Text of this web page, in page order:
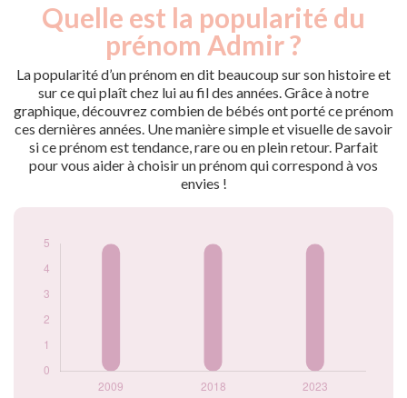
Quelle est la popularité du
prénom Admir ?
La popularité d’un prénom en dit beaucoup sur son histoire et
sur ce qui plaît chez lui au fil des années. Grâce à notre
graphique, découvrez combien de bébés ont porté ce prénom
ces dernières années. Une manière simple et visuelle de savoir
si ce prénom est tendance, rare ou en plein retour. Parfait
pour vous aider à choisir un prénom qui correspond à vos
envies !
Popularité du
prénom Admir par
année
Année
Nouveaux-
nés
2018
5
2023
5